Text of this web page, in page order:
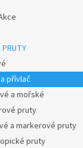
PRUTY
přívlač
a mořské
pruty
a markerové pruty
pruty